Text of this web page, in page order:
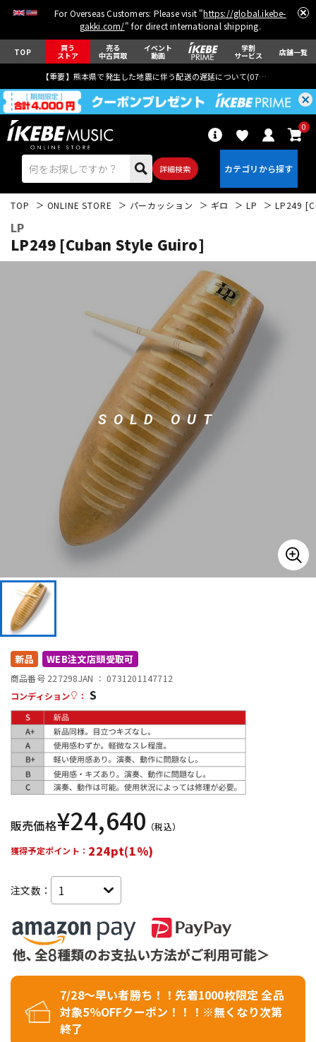
For Overseas Customers: Please visit "https://global.ikebe-
gakki.com/" for direct international shipping.
TOP 買う
ストア
売る
中古買取
イベント
動画
学割
サービス 店舗一覧
【重要】熊本県で発生した地震に伴う配送の遅延について(07月29日
詳細検索
0
アコギ/エレアコ
ウクレレ
パーカッション
キーボード
管楽器
アンプ
配信/ライブ機器
中古
TOP ONLINE STORE パーカッション ギロ LP LP249
LP
LP249 [Cuban Style Guiro]
SOLD OUT
新品 WEB注文店頭受取可
商品番号 227298JAN ： 0731201147712
コンディション
： S
販売価格¥24,640 （税込）
獲得予定ポイント： 224pt(1%)
注文数：
7/28～早い者勝ち！！先着1000枚限定 全品
対象5％OFFクーポン！！！※無くなり次第
終了